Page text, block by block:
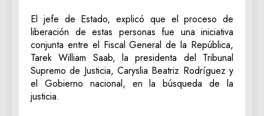
El jefe de Estado, explicó que el proceso de
liberación de estas personas fue una iniciativa
conjunta entre el Fiscal General de la República,
Tarek William Saab, la presidenta del Tribunal
Supremo de Justicia, Caryslia Beatriz Rodríguez y
el Gobierno nacional, en la búsqueda de la
justicia.